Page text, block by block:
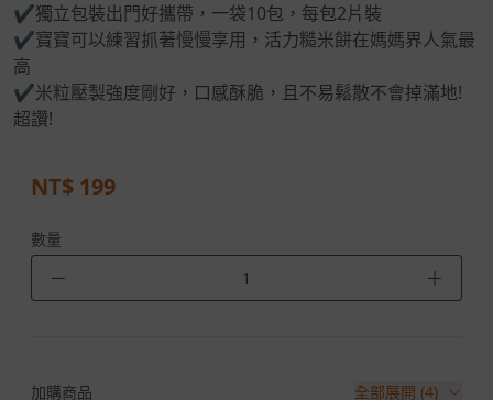
✔獨立包裝出門好攜帶，一袋10包，每包2片裝
✔寶寶可以練習抓著慢慢享用，活力糙米餅在媽媽界人氣最
高
✔米粒壓製強度剛好，口感酥脆，且不易鬆散不會掉滿地!
超讚!
NT$ 199
數量
－ ＋
加購商品 全部展開 (4)